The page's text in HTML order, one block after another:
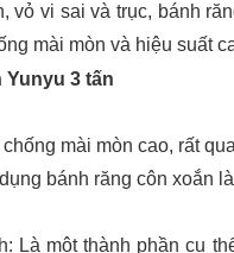
vỏ vi sai và trục, bánh
mài mòn và hiệu suất
mài mòn cao, rất
bánh răng côn xoắn
Là một thành phần cụ